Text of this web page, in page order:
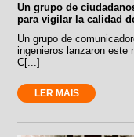
Un grupo de
para vigilar la calidad
Un grupo de
ingenieros lanzaron este
C[...]
LER MAIS